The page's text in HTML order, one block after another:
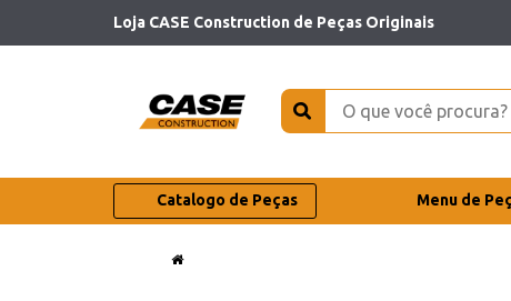
Loja CASE Construction de Peças Originais
Catalogo de Peças Menu de